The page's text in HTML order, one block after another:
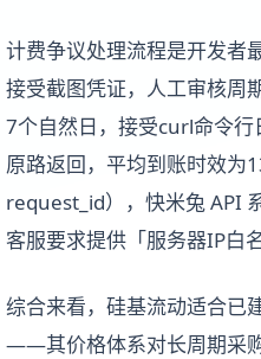
计费争议处理流程是开发者
接受截图凭证，人工审核周
7个自然日，接受curl命令
原路返回，平均到账时效为
request_id），快米兔 API
客服要求提供「服务器IP白
综合来看，硅基流动适合已
——其价格体系对长周期采